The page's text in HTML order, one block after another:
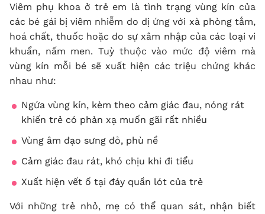
Viêm phụ khoa ở trẻ em là tình trạng vùng kín của
các bé gái bị viêm nhiễm do dị ứng với xà phòng tắm,
hoá chất, thuốc hoặc do sự xâm nhập của các loại vi
khuẩn, nấm men. Tuỳ thuộc vào mức độ viêm mà
vùng kín mỗi bé sẽ xuất hiện các triệu chứng khác
nhau như:
Ngứa vùng kín, kèm theo cảm giác đau, nóng rát
khiến trẻ có phản xạ muốn gãi rất nhiều
Vùng âm đạo sưng đỏ, phù nề
Cảm giác đau rát, khó chịu khi đi tiểu
Xuất hiện vết ố tại đáy quần lót của trẻ
Với những trẻ nhỏ, mẹ có thể quan sát, nhận biết